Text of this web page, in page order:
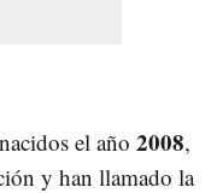
el año 2008,
y han llamado la